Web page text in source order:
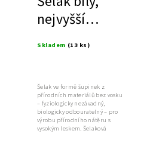
nejvyšší
Skladem (13 ks)
Šelak ve formě šupinek z
přírodních materiálů bez vosku
– fyziologicky nezávadný,
biologicky odbouratelný – pro
výrobu přírodního nátěru s
vysokým leskem. Šelaková